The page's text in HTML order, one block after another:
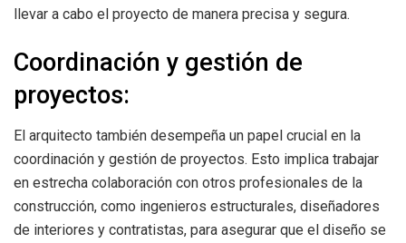
llevar a cabo el proyecto de manera precisa y segura.
Coordinación y gestión de
proyectos:
El arquitecto también desempeña un papel crucial en la
coordinación y gestión de proyectos. Esto implica trabajar
en estrecha colaboración con otros profesionales de la
construcción, como ingenieros estructurales, diseñadores
de interiores y contratistas, para asegurar que el diseño se